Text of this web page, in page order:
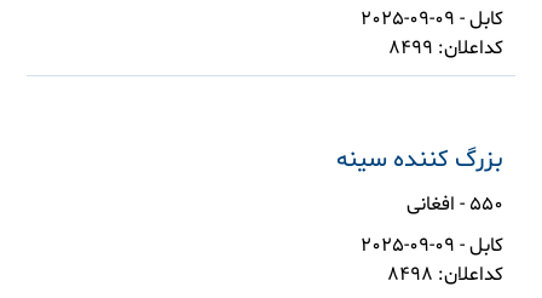
کابل - 09-09-2025
کداعلان: 8499
بزرگ کننده سینه
550 - افغانی
کابل - 09-09-2025
کداعلان: 8498